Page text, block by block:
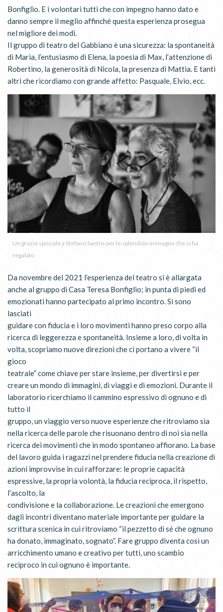
Bonfiglio. E i volontari tutti che con impegno hanno dato e
danno sempre il meglio affinché questa esperienza prosegua
nel migliore dei modi.
Il gruppo di teatro del Gabbiano è una sicurezza: la spontaneità
di Maria, l’entusiasmo di Elena, la poesia di Max, l’attenzione di
Robertino, la generosità di Nicola, la presenza di Mattia. E tanti
altri che ricordiamo con grande affetto: Pasquale, Elvio, ecc.
Un grazie speciale a Stefano Santos per le splendide immagini che ci ha
regalato
Da novembre del 2021 l’esperienza del teatro si è allargata
anche al gruppo di Casa Teresa Bonfiglio; in punta di piedi ed
emozionati hanno partecipato al primo incontro. Si sono
lasciati
guidare con fiducia e i loro movimenti hanno preso corpo alla
ricerca di leggerezza e spontaneità. Insieme a loro, di volta in
volta, scopriamo nuove direzioni che ci portano a vivere “il
gioco
teatrale” come chiave per stare insieme, per divertirsi e per
creare un mondo di immagini, di viaggi e di emozioni. Durante il
laboratorio ricerchiamo il cammino espressivo di ognuno e di
tutto il
gruppo, un viaggio verso nuove esperienze che ritroviamo sia
nella ricerca delle parole che risuonano dentro di noi sia nella
ricerca dei movimenti che in modo spontaneo affiorano. La base
del lavoro guida i ragazzi nel prendere fiducia nella creazione di
azioni improvvise in cui rafforzare: le proprie capacità
espressive, la propria volontà, la fiducia reciproca, il rispetto,
l’ascolto, la
condivisione e la collaborazione. Le creazioni che emergono
dagli incontri diventano materiale importante per guidare la
scrittura scenica in cui ritroviamo “il pezzetto di sé che ognuno
ha donato, immaginato, sognato”. Fare gruppo diventa così un
arricchimento umano e creativo per tutti, uno scambio
reciproco in cui ognuno è importante.